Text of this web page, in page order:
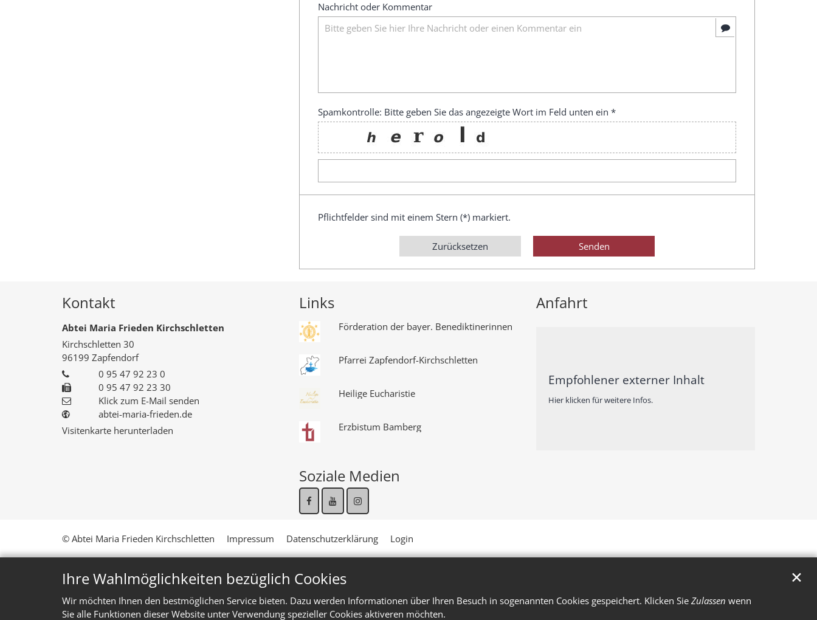
Ihre Wahlmöglichkeiten bezüglich Cookies
Wir möchten Ihnen den bestmöglichen Service bieten. Dazu werden Informationen über Ihren Besuch in sogenannten Cookies gespeichert. Klicken Sie Zulassen wenn
Sie alle Funktionen dieser Website unter Verwendung spezieller Cookies aktiveren möchten.
✕
Nachricht oder Kommentar
Spamkontrolle: Bitte geben Sie das angezeigte Wort im Feld unten ein *
Pflichtfelder sind mit einem Stern (*) markiert.
Zurücksetzen
Kontakt
Abtei Maria Frieden Kirchschletten
Kirchschletten 30
96199 Zapfendorf
0 95 47 92 23 0
0 95 47 92 23 30
Klick zum E-Mail senden
abtei-maria-frieden.de
Visitenkarte herunterladen
Links
Förderation der bayer. Benediktinerinnen
Pfarrei Zapfendorf-Kirchschletten
Heilige Eucharistie
Erzbistum Bamberg
Soziale Medien
Anfahrt
Empfohlener externer Inhalt
Hier klicken für weitere Infos.
© Abtei Maria Frieden Kirchschletten Impressum Datenschutzerklärung Login